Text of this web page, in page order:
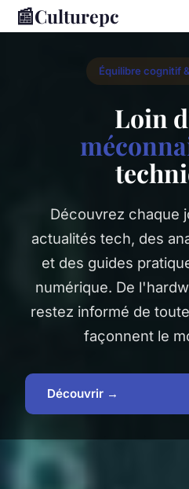
📰Culturepc
Équilibre cognitif
Loin
Découvrez chaque
actualités tech, des
et des guides
numérique. De
restez informé de
façonnent le
Découvrir →